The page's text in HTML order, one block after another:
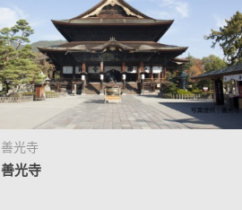
善光寺
善光寺